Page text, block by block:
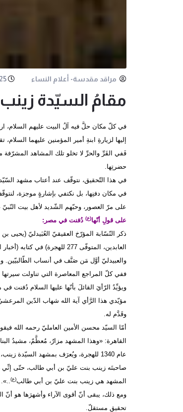
مراقد مقدسة- أعلام النساء
مقامُ السيّدة
في كلّ مكان حلَّ فيه آلُ البيت عليهم السلام،
إليها لزيارةِ ابنةِ أمير المؤمنين عليهما السلام،
فَفي القَرِّ والحرِّ لا تخلو تلك المشاهد المشرّفة
حضرتِها.
في هذا التّحقيق، نتوقّف عند أعتاب مشهد
في مكان دفنِها، بل نكتفي بإشارةٍ موجزة،
على مرّ العصور، وحبّهم الشّديد لأهل بيت النّبيّ
على قولِ أنّها(ع) دُفنت في مصر:
ذكر النّسّابة المؤرّخ العقيقيّ العُبَيدليّ (يحيى
العابدين، المتوفّى 277
والعبيدليّ أوَّل مَن صَنَّف في أنساب الطّالبيّين.
ففي كلّ المراجع المعاصرة التي تناولت سيرتها
ويؤيِّدُ الرّأيَ القائلَ بأنّها عليها السلام دُفنت
وقَدَّم له.
أمّا السيّد محسن الأمين العامليّ رحمه الله
القاهرة: «وهذا المشهد مزارٌ، مُعظَّمٌ، مشيدُ
عام 1340 للهجرة، ويُعرَف بمشهد
صاحبتَه زينب بنت عليّ بن أبي طالب، حتّى إنِّي
المشهد هي زينب بنت عليّ بن أبي طالب(ع)..».
ومع ذلك، يبقى أنّ أقوى الآراء وأشهرَها هو
تحقيقٍ مستقلّ.